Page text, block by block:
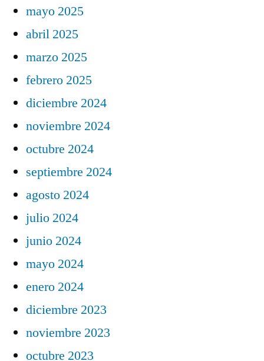
mayo 2025
abril 2025
marzo 2025
febrero 2025
diciembre 2024
noviembre 2024
octubre 2024
septiembre 2024
agosto 2024
julio 2024
junio 2024
mayo 2024
enero 2024
diciembre 2023
noviembre 2023
octubre 2023